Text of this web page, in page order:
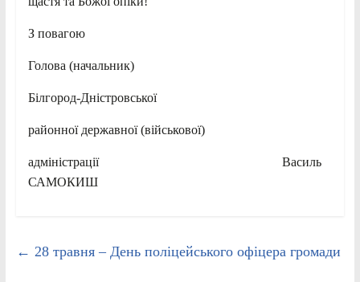
З повагою
Голова (начальник)
Білгород-Дністровської
районної державної (військової)
адміністрації Василь
САМОКИШ
← 28 травня – День поліцейського офіцера громади